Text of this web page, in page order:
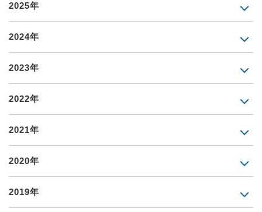
2025年
2024年
2023年
2022年
2021年
2020年
2019年